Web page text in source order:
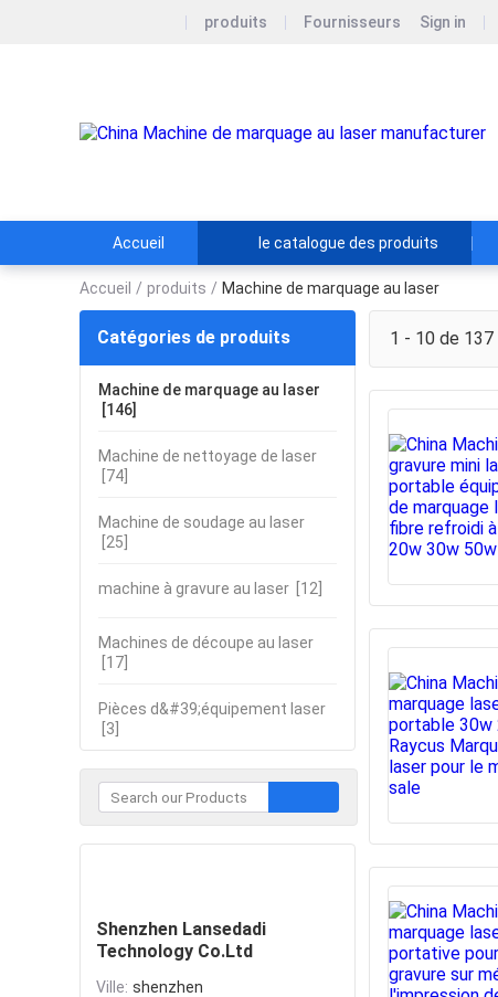
produits Fournisseurs Sign in
Accueil le catalogue des produits
Accueil / produits / Machine de marquage au laser
Catégories de produits
Machine de marquage au laser
[146]
Machine de nettoyage de laser
[74]
Machine de soudage au laser
[25]
machine à gravure au laser [12]
Machines de découpe au laser
[17]
Pièces d&#39;équipement laser
[3]
Shenzhen Lansedadi
Technology Co.Ltd
Ville: shenzhen
1 - 10 de 137